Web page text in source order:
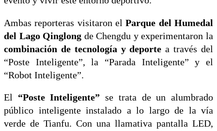
Ambas reporteras visitaron elParque del Humedal
del Lago Qinglong de Chengdu y experimentaron la
combinación de tecnología y deporte a través del
“Poste Inteligente”, la “Parada Inteligente” y el
“Robot Inteligente”.
El “Poste Inteligente” se trata de un alumbrado
público inteligente instalado a lo largo de la vía
verde de Tianfu. Con una llamativa pantalla LED,